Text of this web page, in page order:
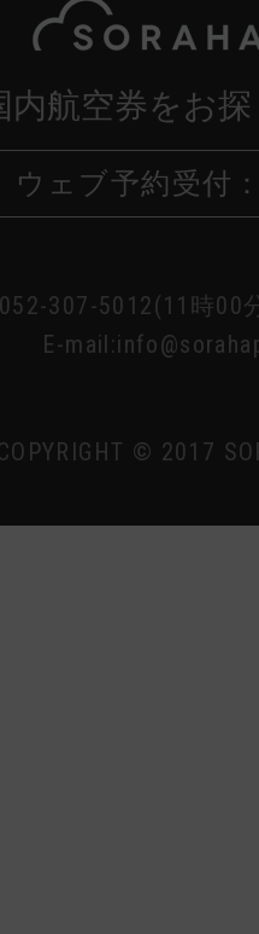
内航空券をお
ウェブ予約受付
307-5012(11時00
E-
© 2017